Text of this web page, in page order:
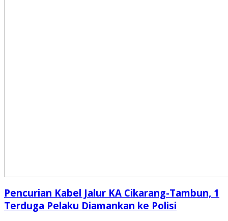
Pencurian Kabel Jalur KA Cikarang-Tambun, 1
Terduga Pelaku Diamankan ke Polisi